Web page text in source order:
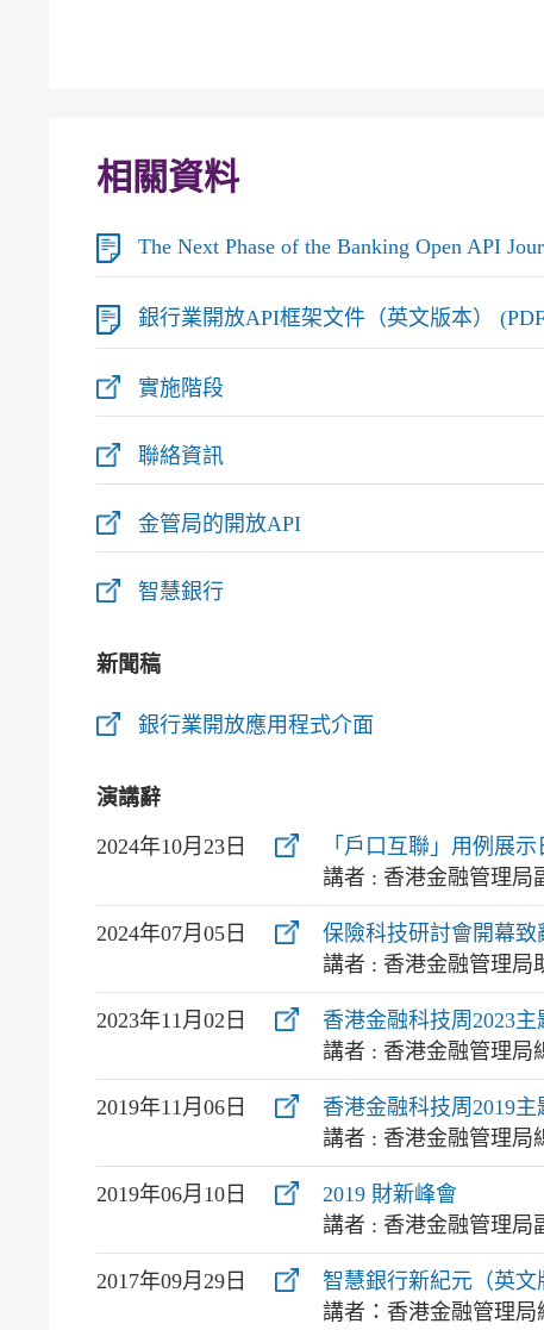
相關資料
The Next Phase of the Banking Open API
銀行業開放API框架文件（英文版本）
實施階段
聯絡資訊
金管局的開放API
智慧銀行
新聞稿
銀行業開放應用程式介面
演講辭
2024年10月23日
「戶口互聯」用例展
講者 : 香港金融管理局
2024年07月05日
保險科技研討會開幕致
講者 : 香港金融管理局
2023年11月02日
香港金融科技周2023主
講者 : 香港金融管理局
2019年11月06日
香港金融科技周2019主
講者 : 香港金融管理局
2019年06月10日
2019 財新峰會
講者 : 香港金融管理局
2017年09月29日
智慧銀行新紀元（英文
講者：香港金融管理局